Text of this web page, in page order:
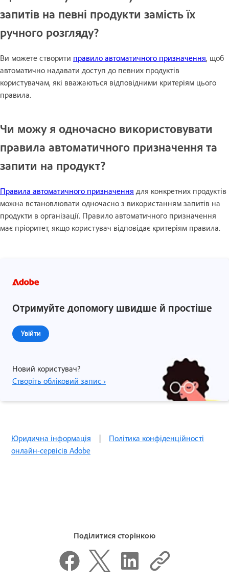
запитів на певні продукти замість їх
ручного розгляду?
Ви можете створити правило автоматичного призначення, щоб
автоматично надавати доступ до певних продуктів
користувачам, які вважаються відповідними критеріям цього
правила.
Чи можу я одночасно використовувати
правила автоматичного призначення та
запити на продукт?
Правила автоматичного призначення для конкретних продуктів
можна встановлювати одночасно з використанням запитів на
продукти в організації. Правило автоматичного призначення
має пріоритет, якщо користувач відповідає критеріям правила.
Отримуйте допомогу швидше й простіше
Увійти
Новий користувач?
Створіть обліковий запис ›
Юридична інформація | Політика конфіденційності
онлайн-сервісів Adobe
Поділитися сторінкою